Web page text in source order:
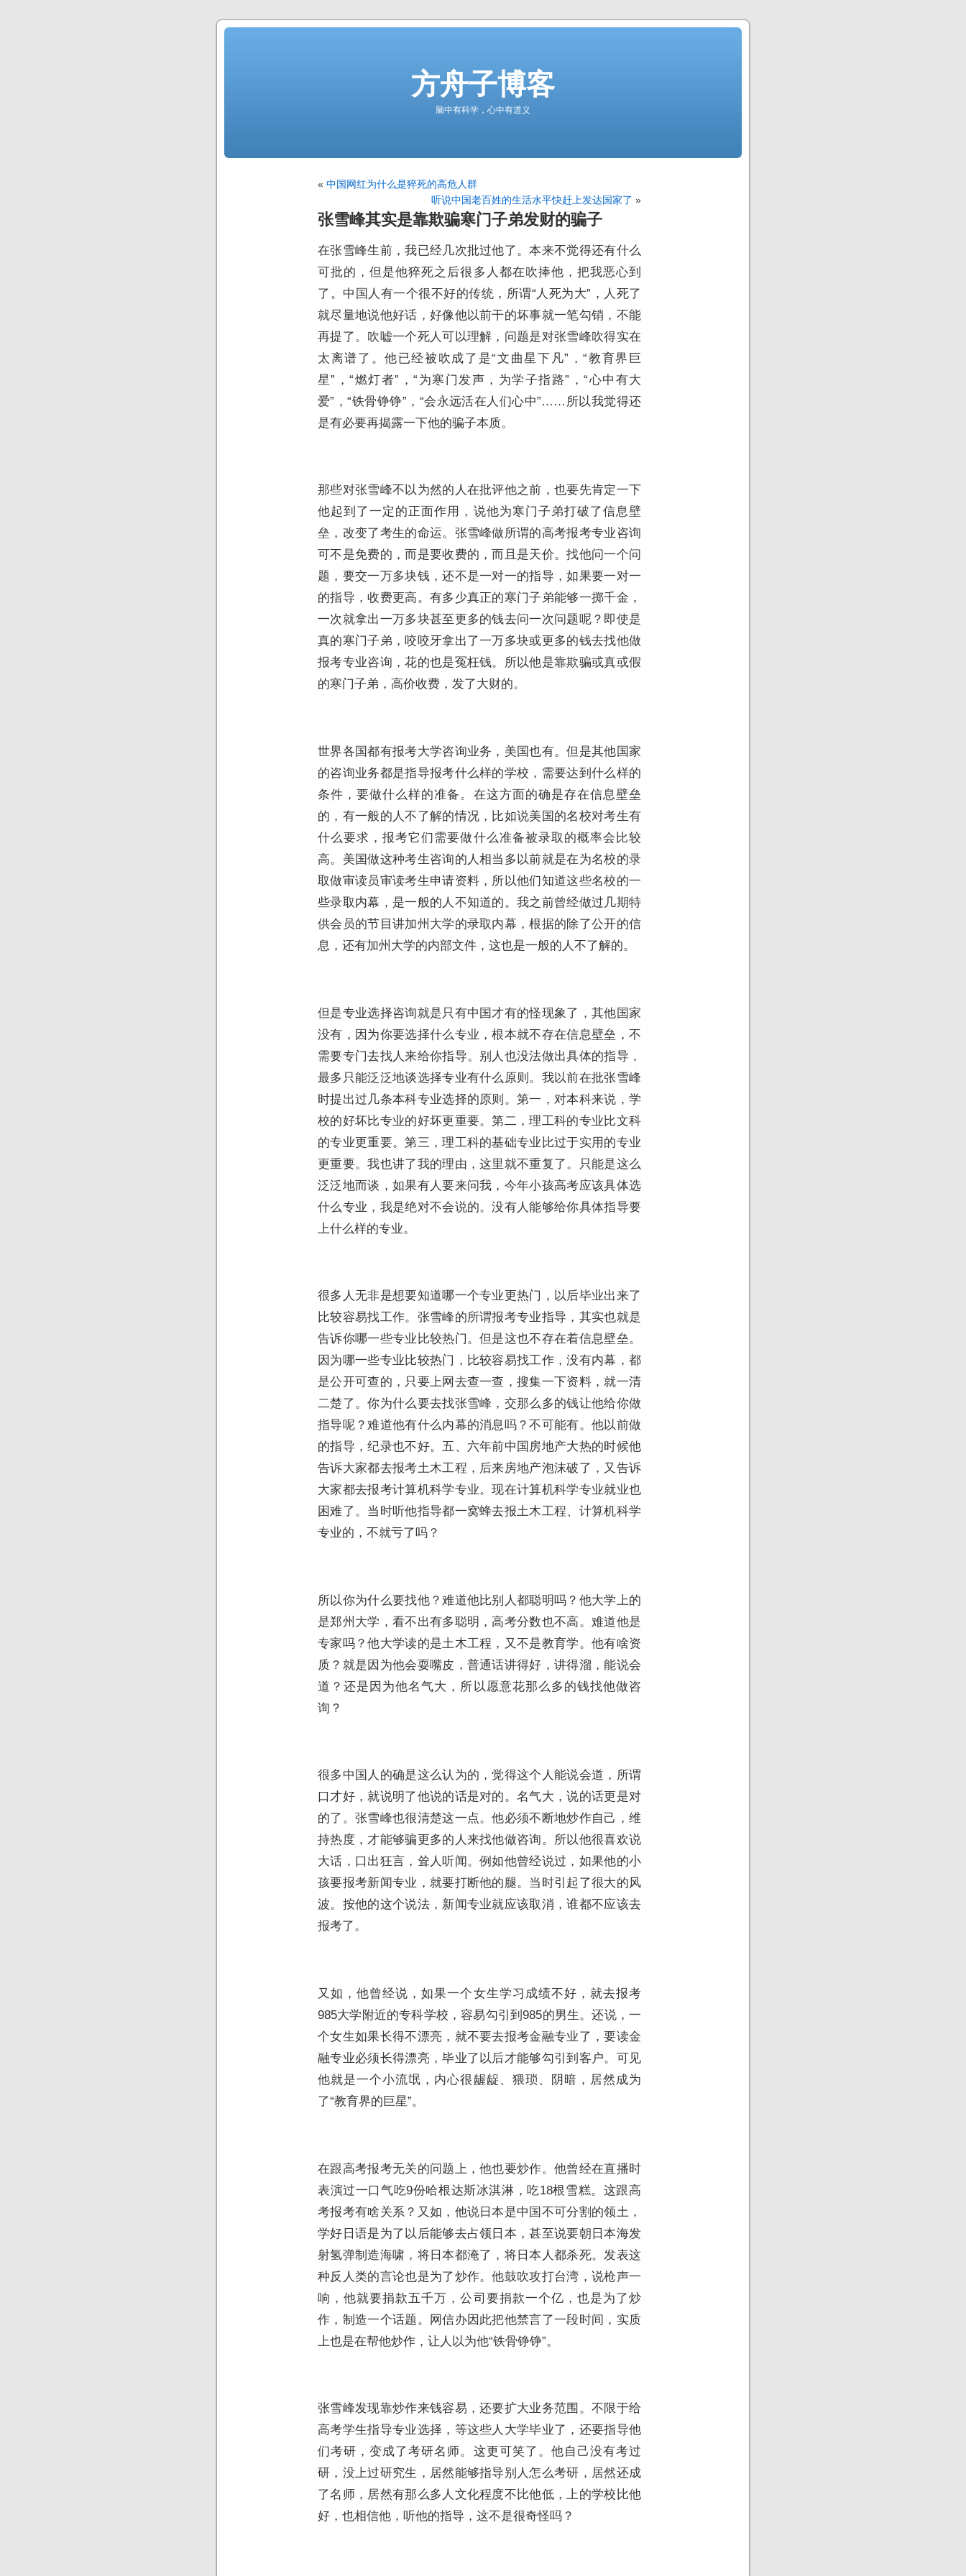
方舟子博客
脑中有科学，心中有道义
« 中国网红为什么是猝死的高危人群
听说中国老百姓的生活水平快赶上发达国家了 »
张雪峰其实是靠欺骗寒门子弟发财的骗子
在张雪峰生前，我已经几次批过他了。本来不觉得还有什么
可批的，但是他猝死之后很多人都在吹捧他，把我恶心到
了。中国人有一个很不好的传统，所谓“人死为大”，人死了
就尽量地说他好话，好像他以前干的坏事就一笔勾销，不能
再提了。吹嘘一个死人可以理解，问题是对张雪峰吹得实在
太离谱了。他已经被吹成了是“文曲星下凡”，“教育界巨
星”，“燃灯者”，“为寒门发声，为学子指路”，“心中有大
爱”，“铁骨铮铮”，“会永远活在人们心中”……所以我觉得还
是有必要再揭露一下他的骗子本质。
那些对张雪峰不以为然的人在批评他之前，也要先肯定一下
他起到了一定的正面作用，说他为寒门子弟打破了信息壁
垒，改变了考生的命运。张雪峰做所谓的高考报考专业咨询
可不是免费的，而是要收费的，而且是天价。找他问一个问
题，要交一万多块钱，还不是一对一的指导，如果要一对一
的指导，收费更高。有多少真正的寒门子弟能够一掷千金，
一次就拿出一万多块甚至更多的钱去问一次问题呢？即使是
真的寒门子弟，咬咬牙拿出了一万多块或更多的钱去找他做
报考专业咨询，花的也是冤枉钱。所以他是靠欺骗或真或假
的寒门子弟，高价收费，发了大财的。
世界各国都有报考大学咨询业务，美国也有。但是其他国家
的咨询业务都是指导报考什么样的学校，需要达到什么样的
条件，要做什么样的准备。在这方面的确是存在信息壁垒
的，有一般的人不了解的情况，比如说美国的名校对考生有
什么要求，报考它们需要做什么准备被录取的概率会比较
高。美国做这种考生咨询的人相当多以前就是在为名校的录
取做审读员审读考生申请资料，所以他们知道这些名校的一
些录取内幕，是一般的人不知道的。我之前曾经做过几期特
供会员的节目讲加州大学的录取内幕，根据的除了公开的信
息，还有加州大学的内部文件，这也是一般的人不了解的。
但是专业选择咨询就是只有中国才有的怪现象了，其他国家
没有，因为你要选择什么专业，根本就不存在信息壁垒，不
需要专门去找人来给你指导。别人也没法做出具体的指导，
最多只能泛泛地谈选择专业有什么原则。我以前在批张雪峰
时提出过几条本科专业选择的原则。第一，对本科来说，学
校的好坏比专业的好坏更重要。第二，理工科的专业比文科
的专业更重要。第三，理工科的基础专业比过于实用的专业
更重要。我也讲了我的理由，这里就不重复了。只能是这么
泛泛地而谈，如果有人要来问我，今年小孩高考应该具体选
什么专业，我是绝对不会说的。没有人能够给你具体指导要
上什么样的专业。
很多人无非是想要知道哪一个专业更热门，以后毕业出来了
比较容易找工作。张雪峰的所谓报考专业指导，其实也就是
告诉你哪一些专业比较热门。但是这也不存在着信息壁垒。
因为哪一些专业比较热门，比较容易找工作，没有内幕，都
是公开可查的，只要上网去查一查，搜集一下资料，就一清
二楚了。你为什么要去找张雪峰，交那么多的钱让他给你做
指导呢？难道他有什么内幕的消息吗？不可能有。他以前做
的指导，纪录也不好。五、六年前中国房地产大热的时候他
告诉大家都去报考土木工程，后来房地产泡沫破了，又告诉
大家都去报考计算机科学专业。现在计算机科学专业就业也
困难了。当时听他指导都一窝蜂去报土木工程、计算机科学
专业的，不就亏了吗？
所以你为什么要找他？难道他比别人都聪明吗？他大学上的
是郑州大学，看不出有多聪明，高考分数也不高。难道他是
专家吗？他大学读的是土木工程，又不是教育学。他有啥资
质？就是因为他会耍嘴皮，普通话讲得好，讲得溜，能说会
道？还是因为他名气大，所以愿意花那么多的钱找他做咨
询？
很多中国人的确是这么认为的，觉得这个人能说会道，所谓
口才好，就说明了他说的话是对的。名气大，说的话更是对
的了。张雪峰也很清楚这一点。他必须不断地炒作自己，维
持热度，才能够骗更多的人来找他做咨询。所以他很喜欢说
大话，口出狂言，耸人听闻。例如他曾经说过，如果他的小
孩要报考新闻专业，就要打断他的腿。当时引起了很大的风
波。按他的这个说法，新闻专业就应该取消，谁都不应该去
报考了。
又如，他曾经说，如果一个女生学习成绩不好，就去报考
985大学附近的专科学校，容易勾引到985的男生。还说，一
个女生如果长得不漂亮，就不要去报考金融专业了，要读金
融专业必须长得漂亮，毕业了以后才能够勾引到客户。可见
他就是一个小流氓，内心很龌龊、猥琐、阴暗，居然成为
了“教育界的巨星”。
在跟高考报考无关的问题上，他也要炒作。他曾经在直播时
表演过一口气吃9份哈根达斯冰淇淋，吃18根雪糕。这跟高
考报考有啥关系？又如，他说日本是中国不可分割的领土，
学好日语是为了以后能够去占领日本，甚至说要朝日本海发
射氢弹制造海啸，将日本都淹了，将日本人都杀死。发表这
种反人类的言论也是为了炒作。他鼓吹攻打台湾，说枪声一
响，他就要捐款五千万，公司要捐款一个亿，也是为了炒
作，制造一个话题。网信办因此把他禁言了一段时间，实质
上也是在帮他炒作，让人以为他“铁骨铮铮”。
张雪峰发现靠炒作来钱容易，还要扩大业务范围。不限于给
高考学生指导专业选择，等这些人大学毕业了，还要指导他
们考研，变成了考研名师。这更可笑了。他自己没有考过
研，没上过研究生，居然能够指导别人怎么考研，居然还成
了名师，居然有那么多人文化程度不比他低，上的学校比他
好，也相信他，听他的指导，这不是很奇怪吗？